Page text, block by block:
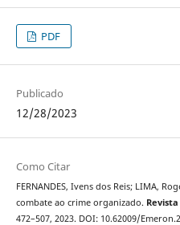
PDF
Publicado
12/28/2023
Como Citar
FERNANDES, Ivens dos Reis; LIMA,
combate ao crime organizado.
472–507, 2023. DOI: 10.62009/